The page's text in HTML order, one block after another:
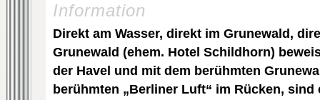
Information
Direkt am Wasser, direkt im Grunewald,
Grunewald (ehem. Hotel Schildhorn)
der Havel und mit dem berühmten
berühmten „Berliner Luft“ im Rücken,